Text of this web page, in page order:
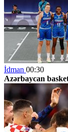
İdman 00:30
Azərbaycan